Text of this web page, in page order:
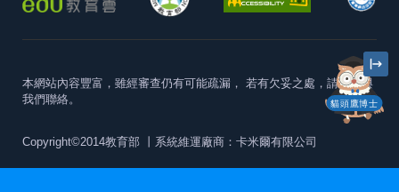
貓頭鷹博士
本網站內容豐富，雖經審查仍有可能疏漏， 若有欠妥之處，請隨時與
我們聯絡。
Copyright©2014教育部 丨系統維運廠商：卡米爾有限公司